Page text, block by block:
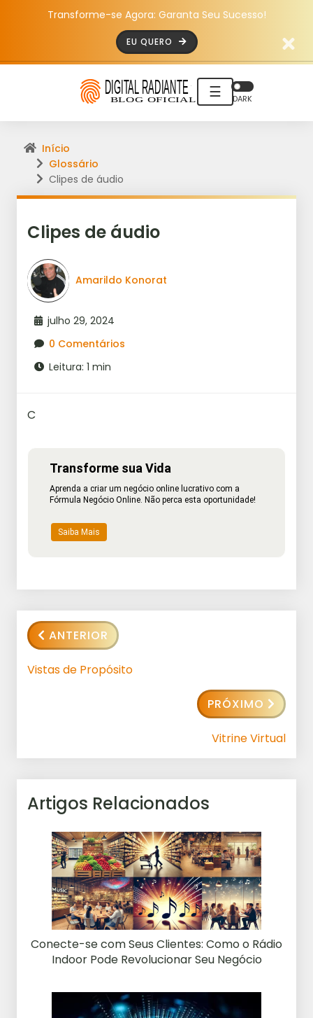
Transforme-se Agora: Garanta Seu Sucesso!
EU QUERO
☰ DARK
Início
Glossário
Clipes de áudio
Clipes de áudio
Amarildo Konorat
julho 29, 2024
0 Comentários
Leitura: 1 min
C
Transforme sua Vida
Aprenda a criar um negócio online lucrativo com a
Fórmula Negócio Online. Não perca esta oportunidade!
Saiba Mais
ANTERIOR
Vistas de Propósito
PRÓXIMO
Vitrine Virtual
Artigos Relacionados
Conecte-se com Seus Clientes: Como o Rádio
Indoor Pode Revolucionar Seu Negócio